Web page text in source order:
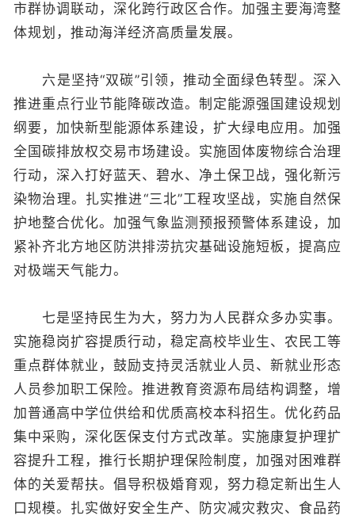
市群协调联动，深化跨行政区合作。加强主要海湾整
体规划，推动海洋经济高质量发展。
六是坚持“双碳”引领，推动全面绿色转型。深入
推进重点行业节能降碳改造。制定能源强国建设规划
纲要，加快新型能源体系建设，扩大绿电应用。加强
全国碳排放权交易市场建设。实施固体废物综合治理
行动，深入打好蓝天、碧水、净土保卫战，强化新污
染物治理。扎实推进“三北”工程攻坚战，实施自然保
护地整合优化。加强气象监测预报预警体系建设，加
紧补齐北方地区防洪排涝抗灾基础设施短板，提高应
对极端天气能力。
七是坚持民生为大，努力为人民群众多办实事。
实施稳岗扩容提质行动，稳定高校毕业生、农民工等
重点群体就业，鼓励支持灵活就业人员、新就业形态
人员参加职工保险。推进教育资源布局结构调整，增
加普通高中学位供给和优质高校本科招生。优化药品
集中采购，深化医保支付方式改革。实施康复护理扩
容提升工程，推行长期护理保险制度，加强对困难群
体的关爱帮扶。倡导积极婚育观，努力稳定新出生人
口规模。扎实做好安全生产、防灾减灾救灾、食品药